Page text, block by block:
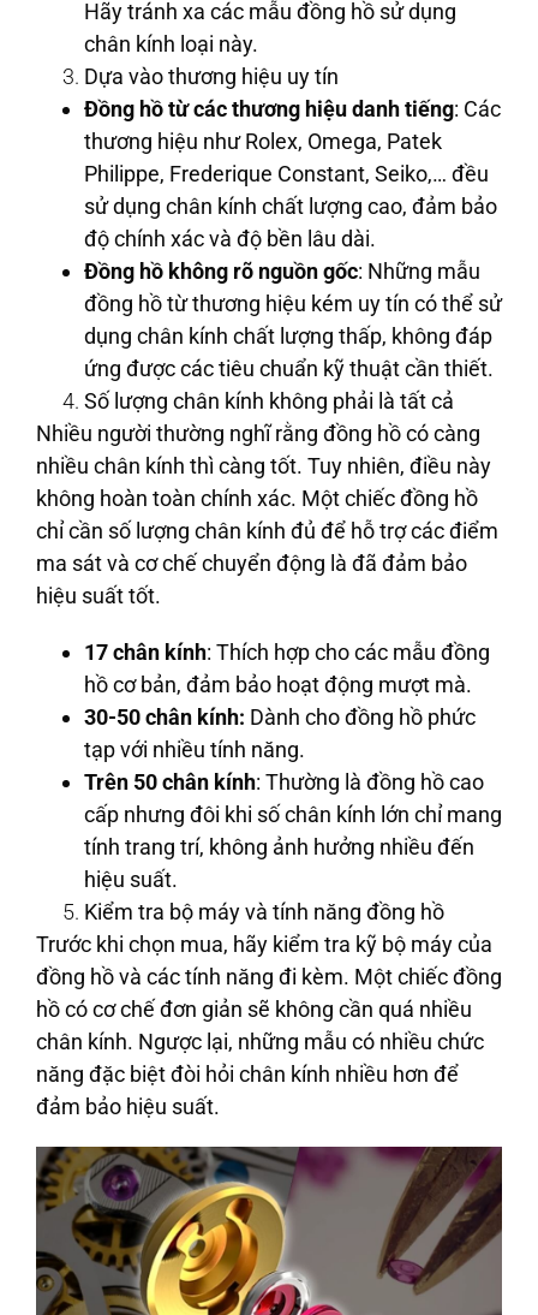
Hãy tránh xa các mẫu đồng hồ sử dụng
chân kính loại này.
Dựa vào thương hiệu uy tín
Đồng hồ từ các thương hiệu danh tiếng: Các
thương hiệu như Rolex, Omega, Patek
Philippe, Frederique Constant, Seiko,… đều
sử dụng chân kính chất lượng cao, đảm bảo
độ chính xác và độ bền lâu dài.
Đồng hồ không rõ nguồn gốc: Những mẫu
đồng hồ từ thương hiệu kém uy tín có thể sử
dụng chân kính chất lượng thấp, không đáp
ứng được các tiêu chuẩn kỹ thuật cần thiết.
Số lượng chân kính không phải là tất cả
Nhiều người thường nghĩ rằng đồng hồ có càng
nhiều chân kính thì càng tốt. Tuy nhiên, điều này
không hoàn toàn chính xác. Một chiếc đồng hồ
chỉ cần số lượng chân kính đủ để hỗ trợ các điểm
ma sát và cơ chế chuyển động là đã đảm bảo
hiệu suất tốt.
17 chân kính: Thích hợp cho các mẫu đồng
hồ cơ bản, đảm bảo hoạt động mượt mà.
30-50 chân kính: Dành cho đồng hồ phức
tạp với nhiều tính năng.
Trên 50 chân kính: Thường là đồng hồ cao
cấp nhưng đôi khi số chân kính lớn chỉ mang
tính trang trí, không ảnh hưởng nhiều đến
hiệu suất.
Kiểm tra bộ máy và tính năng đồng hồ
Trước khi chọn mua, hãy kiểm tra kỹ bộ máy của
đồng hồ và các tính năng đi kèm. Một chiếc đồng
hồ có cơ chế đơn giản sẽ không cần quá nhiều
chân kính. Ngược lại, những mẫu có nhiều chức
năng đặc biệt đòi hỏi chân kính nhiều hơn để
đảm bảo hiệu suất.